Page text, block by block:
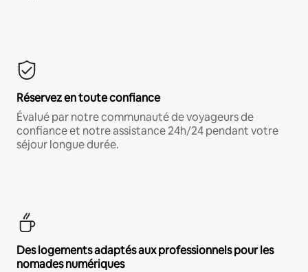
Réservez en toute confiance
Évalué par notre communauté de voyageurs de
confiance et notre assistance 24h/24 pendant votre
séjour longue durée.
Des logements adaptés aux professionnels pour les
nomades numériques